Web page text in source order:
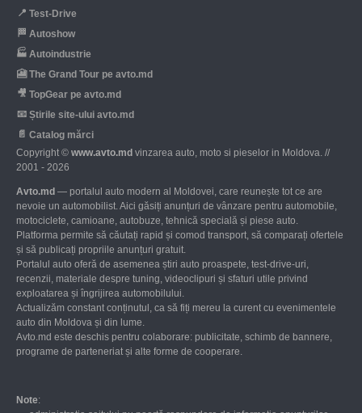
📍 Test-Drive
🏁 Autoshow
🏭 Autoindustrie
🎦 The Grand Tour pe avto.md
🎥 TopGear pe avto.md
📧 Știrile site-ului avto.md
📄 Catalog mărci
Copyright © www.avto.md vinzarea auto, moto si pieselor in Moldova. //
2001 - 2026
Avto.md — portalul auto modern al Moldovei, care reunește tot ce are
nevoie un automobilist. Aici găsiți anunțuri de vânzare pentru automobile,
motociclete, camioane, autobuze, tehnică specială și piese auto.
Platforma permite să căutați rapid și comod transport, să comparați ofertele
și să publicați propriile anunțuri gratuit.
Portalul auto oferă de asemenea știri auto proaspete, test-drive-uri,
recenzii, materiale despre tuning, videoclipuri și sfaturi utile privind
exploatarea și îngrijirea automobilului.
Actualizăm constant conținutul, ca să fiți mereu la curent cu evenimentele
auto din Moldova și din lume.
Avto.md este deschis pentru colaborare: publicitate, schimb de bannere,
programe de parteneriat și alte forme de cooperare.
Note: